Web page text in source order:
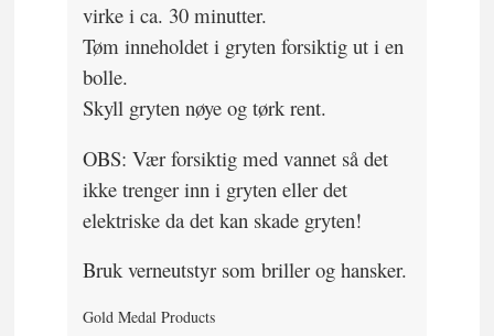
virke i ca. 30 minutter.
Tøm inneholdet i gryten forsiktig ut i en
bolle.
Skyll gryten nøye og tørk rent.
OBS: Vær forsiktig med vannet så det
ikke trenger inn i gryten eller det
elektriske da det kan skade gryten!
Bruk verneutstyr som briller og hansker.
Gold Medal Products